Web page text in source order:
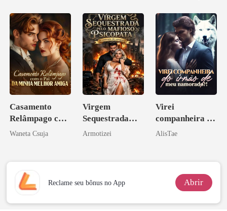
Casamento
Relâmpago com
o Pai da Minha
Waneta Csuja
Virgem
Sequestrada
pelo Mafioso
DE SANGUE
Armotizei
Virei
companheira do
irmão de meu
AlisTae
Reclame seu bônus no App Abrir